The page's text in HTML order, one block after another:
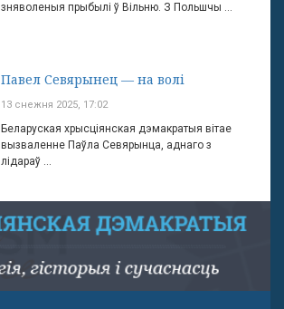
зняволеныя прыбылі ў Вільню. З Польшчы ...
Павел Севярынец — на волі
13 снежня 2025, 17:02
Беларуская хрысціянская дэмакратыя вітае
вызваленне Паўла Севярынца, аднаго з
лідараў ...